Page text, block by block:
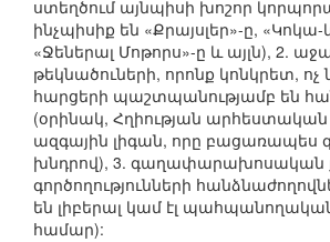
ստեղծում այնպիսի խոշոր
ինչպիսիք են «Քրայսլեր»-ը, «Կոկա-
«Ջեներալ Մոթորս»-ը և այլն), 2.
թեկնածուների, որոնք կոնկրետ, ոչ
հարցերի պաշտպանությամբ են
(օրինակ, Հղիության
ազգային լիգան, որը բացառապես
խնդրով), 3.
գործողությունների
են լիբերալ կամ էլ
համար):